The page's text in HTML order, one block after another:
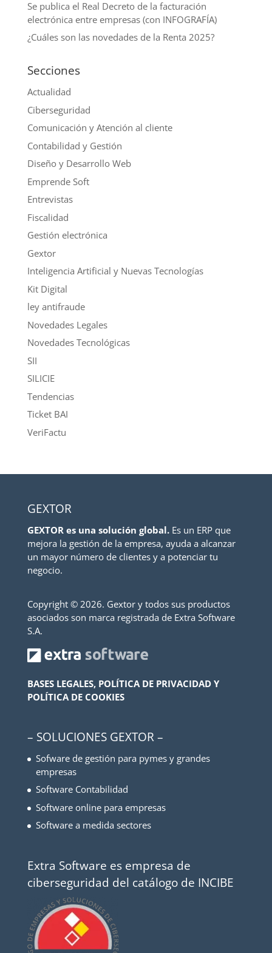
Se publica el Real Decreto de la facturación
electrónica entre empresas (con INFOGRAFÍA)
¿Cuáles son las novedades de la Renta 2025?
Secciones
Actualidad
Ciberseguridad
Comunicación y Atención al cliente
Contabilidad y Gestión
Diseño y Desarrollo Web
Emprende Soft
Entrevistas
Fiscalidad
Gestión electrónica
Gextor
Inteligencia Artificial y Nuevas Tecnologías
Kit Digital
ley antifraude
Novedades Legales
Novedades Tecnológicas
SII
SILICIE
Tendencias
Ticket BAI
VeriFactu
GEXTOR
GEXTOR es una solución global.Es un ERP que
mejora la gestión de la empresa, ayuda a alcanzar
un mayor número de clientes y a potenciar tu
negocio.
Copyright © 2026. Gextor y todos sus productos
asociados son marca registrada de Extra Software
S.A.
BASES LEGALES, POLÍTICA DE PRIVACIDAD Y
POLÍTICA DE COOKIES
– SOLUCIONES GEXTOR –
Sofware de gestión para pymes y grandes
empresas
Software Contabilidad
Software online para empresas
Software a medida sectores
Extra Software es empresa de
ciberseguridad del catálogo de INCIBE